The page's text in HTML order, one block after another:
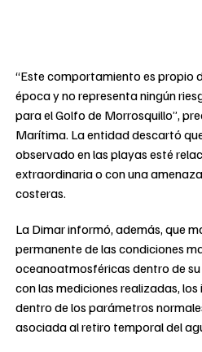
“Este comportamiento es propio
época y no representa ningún
para el Golfo de Morrosquillo”,
Marítima. La entidad descartó
observado en las playas esté
extraordinaria o con una
costeras.
La Dimar informó, además, que
permanente de las condiciones
oceanoatmosféricas dentro de
con las mediciones realizadas,
dentro de los parámetros
asociada al retiro temporal del